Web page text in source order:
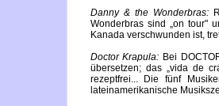
Danny & the Wonderbras:
Wonderbras sind „on tour"
Kanada verschwunden ist,
Doctor Krapula: Bei
übersetzen; das „vida de
rezeptfrei... Die fünf
lateinamerikanische